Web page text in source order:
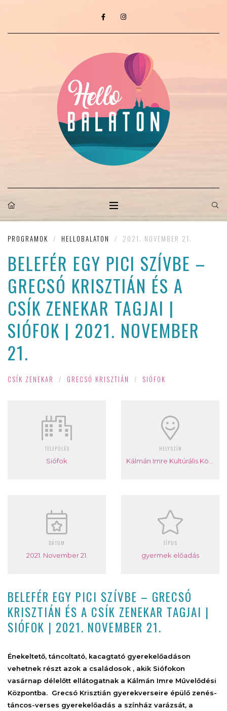
PROGRAMOK / HELLOBALATON / 2021. NOVEMBER 21.
BELEFÉR EGY PICI SZÍVBE –
GRECSÓ KRISZTIÁN ÉS A
CSÍK ZENEKAR TAGJAI |
SIÓFOK | 2021. NOVEMBER
21.
CSÍK ZENEKAR / GRECSÓ KRISZTIÁN / SIÓFOK
TELEPÜLÉS
Siófok
HELYSZÍN
DÁTUM
2021. November 21.
TÍPUS
gyermek előadás
BELEFÉR EGY PICI SZÍVBE – GRECSÓ
KRISZTIÁN ÉS A CSÍK ZENEKAR TAGJAI |
SIÓFOK | 2021. NOVEMBER 21.
Énekeltető, táncoltató, kacagtató gyerekelőadáson
vehetnek részt azok a családosok , akik Siófokon
vasárnap délelőtt ellátogatnak a Kálmán Imre Művelődési
Központba. Grecsó Krisztián gyerekverseire épülő zenés-
táncos-verses gyerekelőadás a színház varázsát, a